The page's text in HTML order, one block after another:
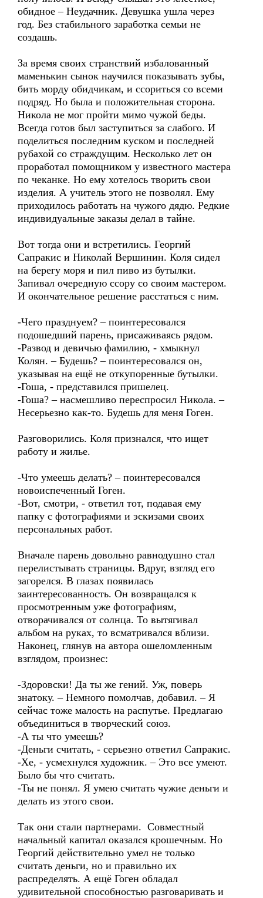
обидное – Неудачник. Девушка ушла через
год. Без стабильного заработка семьи не
создашь.
За время своих странствий избалованный
маменькин сынок научился показывать зубы,
бить морду обидчикам, и ссориться со всеми
подряд. Но была и положительная сторона.
Никола не мог пройти мимо чужой беды.
Всегда готов был заступиться за слабого. И
поделиться последним куском и последней
рубахой со страждущим. Несколько лет он
проработал помощником у известного мастера
по чеканке. Но ему хотелось творить свои
изделия. А учитель этого не позволял. Ему
приходилось работать на чужого дядю. Редкие
индивидуальные заказы делал в тайне.
Вот тогда они и встретились. Георгий
Сапракис и Николай Вершинин. Коля сидел
на берегу моря и пил пиво из бутылки.
Запивал очередную ссору со своим мастером.
И окончательное решение расстаться с ним.
-Чего празднуем? – поинтересовался
подошедший парень, присаживаясь рядом.
-Развод и девичью фамилию, - хмыкнул
Колян. – Будешь? – поинтересовался он,
указывая на ещё не откупоренные бутылки.
-Гоша, - представился пришелец.
-Гоша? – насмешливо переспросил Никола. –
Несерьезно как-то. Будешь для меня Гоген.
Разговорились. Коля признался, что ищет
работу и жилье.
-Что умеешь делать? – поинтересовался
новоиспеченный Гоген.
-Вот, смотри, - ответил тот, подавая ему
папку с фотографиями и эскизами своих
персональных работ.
Вначале парень довольно равнодушно стал
перелистывать страницы. Вдруг, взгляд его
загорелся. В глазах появилась
заинтересованность. Он возвращался к
просмотренным уже фотографиям,
отворачивался от солнца. То вытягивал
альбом на руках, то всматривался вблизи.
Наконец, глянув на автора ошеломленным
взглядом, произнес:
-Здоровски! Да ты же гений. Уж, поверь
знатоку. – Немного помолчав, добавил. – Я
сейчас тоже малость на распутье. Предлагаю
объединиться в творческий союз.
-А ты что умеешь?
-Деньги считать, - серьезно ответил Сапракис.
-Хе, - усмехнулся художник. – Это все умеют.
Было бы что считать.
-Ты не понял. Я умею считать чужие деньги и
делать из этого свои.
Так они стали партнерами. Совместный
начальный капитал оказался крошечным. Но
Георгий действительно умел не только
считать деньги, но и правильно их
распределять. А ещё Гоген обладал
удивительной способностью разговаривать и